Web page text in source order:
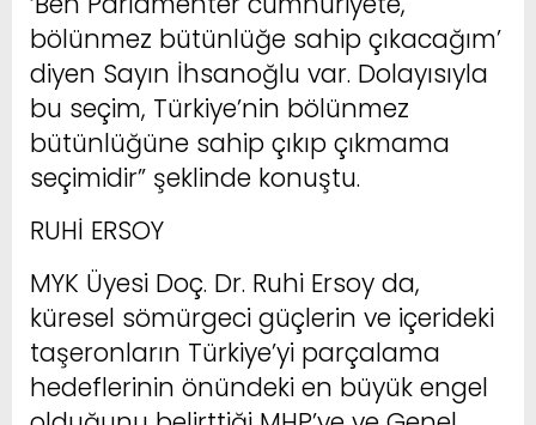
bölünmez bütünlüğe sahip çıkacağım’
diyen Sayın İhsanoğlu var. Dolayısıyla
bu seçim, Türkiye’nin bölünmez
bütünlüğüne sahip çıkıp çıkmama
seçimidir” şeklinde konuştu.
RUHİ ERSOY
MYK Üyesi Doç. Dr. Ruhi Ersoy da,
küresel sömürgeci güçlerin ve içerideki
taşeronların Türkiye’yi parçalama
hedeflerinin önündeki en büyük engel